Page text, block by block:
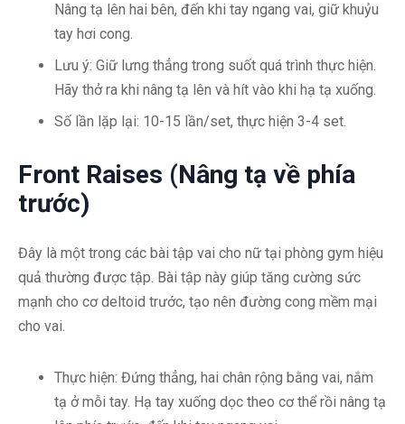
Nâng tạ lên hai bên, đến khi tay ngang vai, giữ khuỷu
tay hơi cong.
Lưu ý: Giữ lưng thẳng trong suốt quá trình thực hiện.
Hãy thở ra khi nâng tạ lên và hít vào khi hạ tạ xuống.
Số lần lặp lại: 10-15 lần/set, thực hiện 3-4 set.
Front Raises (Nâng tạ về phía
trước)
Đây là một trong các bài tập vai cho nữ tại phòng gym hiệu
quả thường được tập. Bài tập này giúp tăng cường sức
mạnh cho cơ deltoid trước, tạo nên đường cong mềm mại
cho vai.
Thực hiện: Đứng thẳng, hai chân rộng bằng vai, nắm
tạ ở mỗi tay. Hạ tay xuống dọc theo cơ thể rồi nâng tạ